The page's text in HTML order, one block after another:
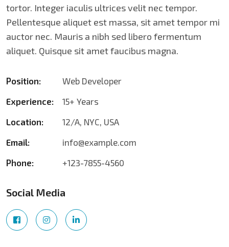
tortor. Integer iaculis ultrices velit nec tempor.
Pellentesque aliquet est massa, sit amet tempor mi
auctor nec. Mauris a nibh sed libero fermentum
aliquet. Quisque sit amet faucibus magna.
Position:
Web Developer
Experience:
15+ Years
Location:
12/A, NYC, USA
Email:
info@example.com
Phone:
+123-7855-4560
Social Media